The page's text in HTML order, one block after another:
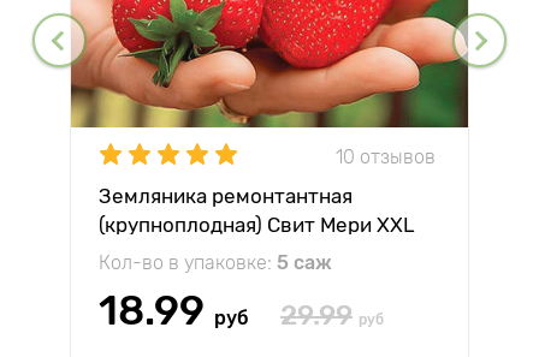
10 отзывов
Земляника ремонтантная
(крупноплодная) Свит Мери XXL
Кол-во в упаковке: 5 саж
18.99 руб 29.99 руб